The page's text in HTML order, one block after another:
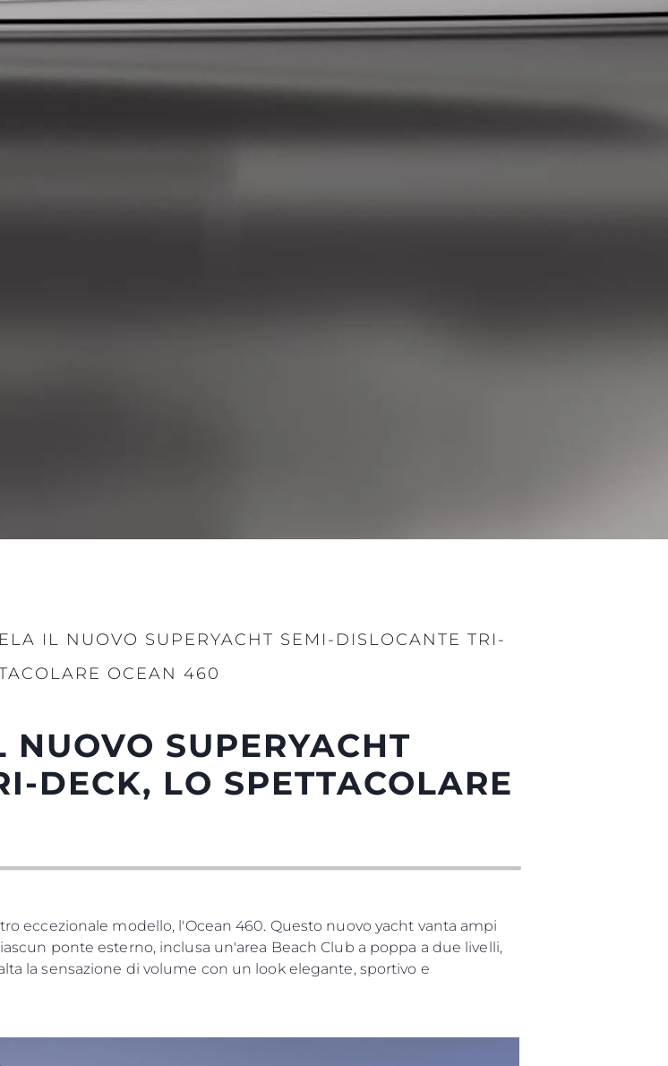
IL NUOVO SUPERYACHT SEMI-DISLOCANTE TRI-
OCEAN 460
NUOVO SUPERYACHT
DECK, LO SPETTACOLARE
eccezionale modello, l'Ocean 460. Questo nuovo yacht vanta ampi
ponte esterno, inclusa un'area Beach Club a poppa a due livelli,
la sensazione di volume con un look elegante, sportivo e